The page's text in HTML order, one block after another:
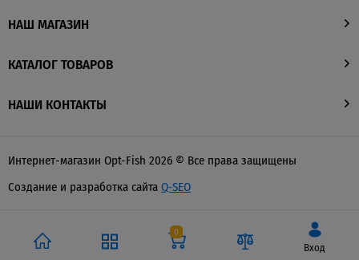
0
Вход
НАШ МАГАЗИН
КАТАЛОГ ТОВАРОВ
НАШИ КОНТАКТЫ
Интернет-магазин Opt-Fish 2026 © Все права защищены
Создание и разработка сайтаQ-SEO